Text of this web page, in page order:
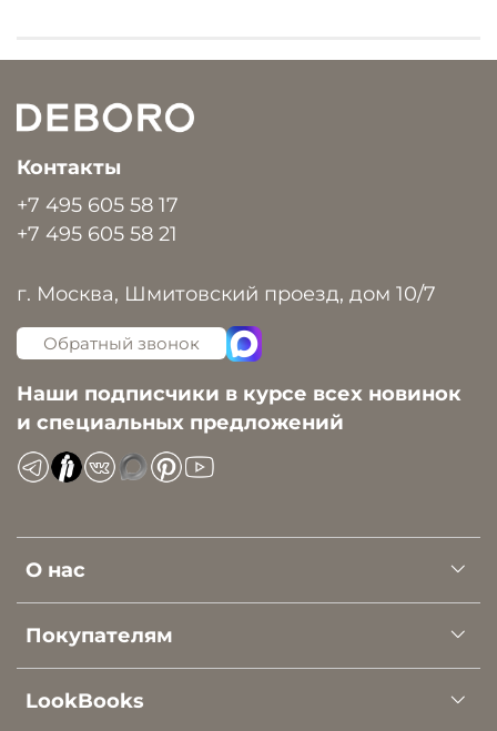
О нас
Покупателям
LookBooks
Контакты
+7 495 605 58 17
+7 495 605 58 21
г. Москва, Шмитовский проезд, дом 10/7
Обратный звонок
Наши подписчики в курсе всех новинок
и специальных предложений